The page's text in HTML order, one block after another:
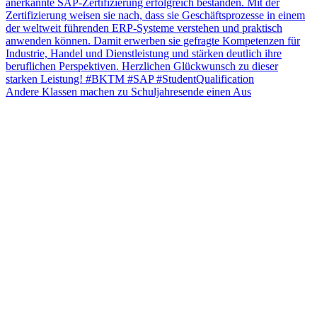
Andere Klassen machen zu Schuljahresende einen Aus